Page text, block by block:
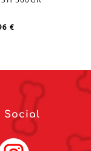
€
Social
Instagram